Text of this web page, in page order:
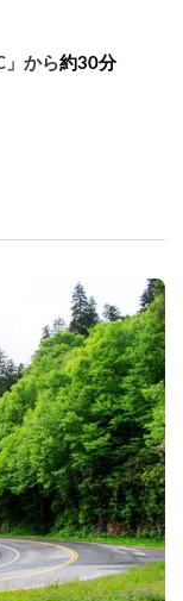
」から約30分